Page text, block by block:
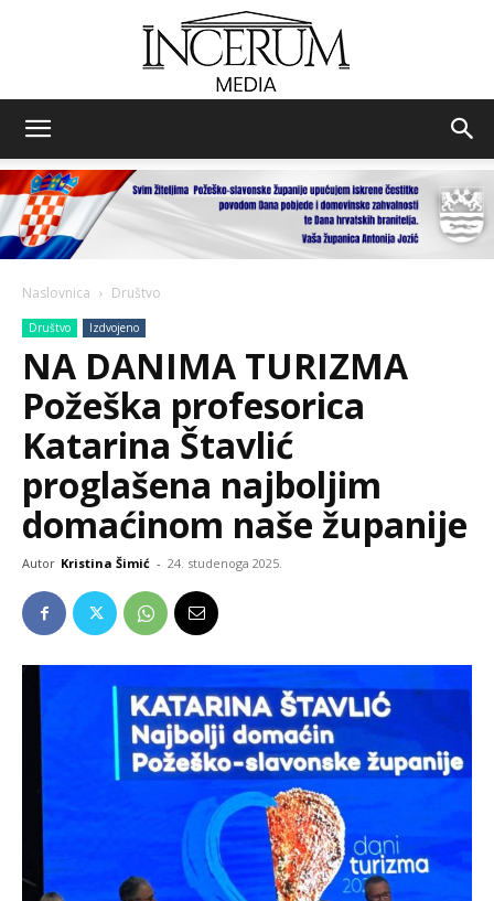
media
Naslovnica Društvo
Društvo Izdvojeno
NA DANIMA TURIZMA
Požeška profesorica
Katarina Štavlić
proglašena najboljim
domaćinom naše županije
Autor Kristina Šimić - 24. studenoga 2025.